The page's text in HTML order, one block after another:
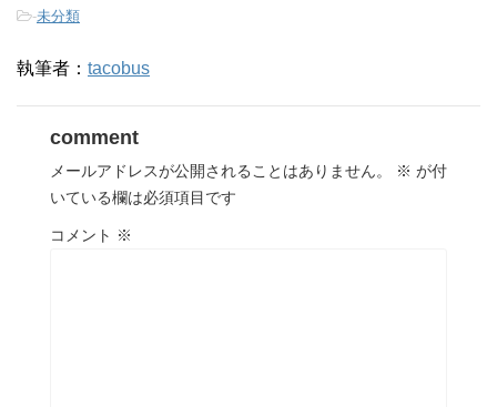
-未分類
執筆者： tacobus
comment
メールアドレスが公開されることはありません。 ※ が付
いている欄は必須項目です
コメント ※